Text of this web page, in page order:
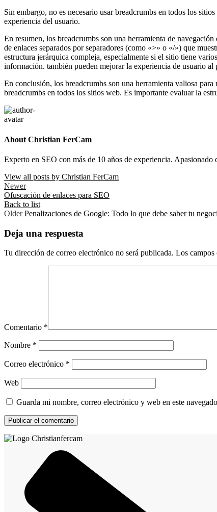
Sin embargo, no es necesario usar breadcrumbs en todos los
experiencia del usuario.
En resumen, los breadcrumbs son una herramienta de
de enlaces separados por separadores (como «>» o «/») que
estructura jerárquica compleja, especialmente si el sitio tiene
información. también pueden mejorar la experiencia de usuario
En conclusión, los breadcrumbs son una herramienta valiosa
breadcrumbs en todos los sitios web. Es importante evaluar la
About Christian FerCam
Experto en SEO con más de 10 años de experiencia.
View all posts by Christian FerCam
Newer
Ofuscación de enlaces para SEO
Back to list
Older Penalizaciones de Google: Todo lo que debe saber tu
Deja una respuesta
Tu dirección de correo electrónico no será publicada. Los campos
Comentario *
Nombre *
Correo electrónico *
Web
Guarda mi nombre, correo electrónico y web en este